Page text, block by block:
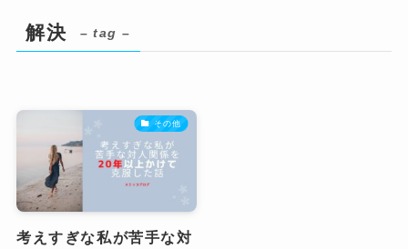
解決 – tag –
その他
考えすぎな私が苦手な対